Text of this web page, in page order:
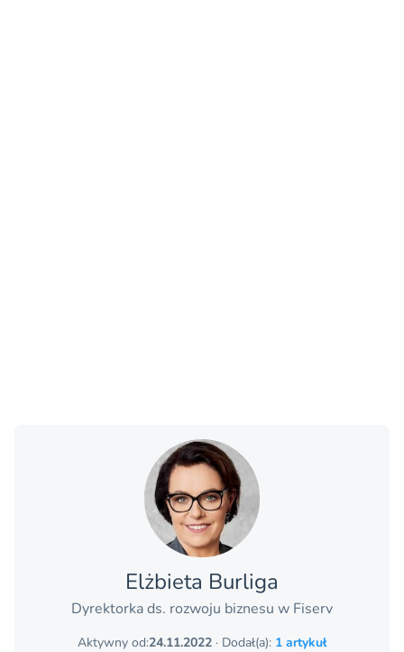
Elżbieta Burliga
Dyrektorka ds. rozwoju biznesu w Fiserv
Aktywny od:24.11.2022 · Dodał(a): 1 artykuł